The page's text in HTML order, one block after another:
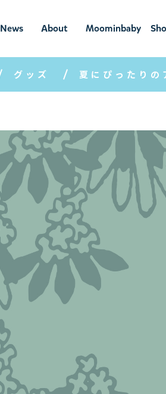
News
ニュ
ース
About
ムーミン
について
Moominbaby
ムーミンベ
ビー
シ
ッ
グッズ 夏にぴったり